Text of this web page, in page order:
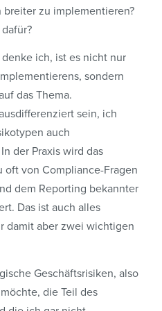
zu implementieren?
ich, ist es nicht nur
sondern
das Thema.
sein, ich
auch
der Praxis wird das
oft von Compliance-Fragen
dem Reporting bekannter
Das ist auch alles
damit aber zwei wichtigen
Geschäftsrisiken, also
die Teil des